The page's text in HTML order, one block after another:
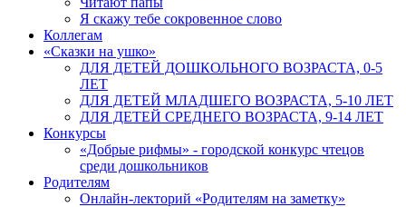
Я скажу тебе сокровенное слово
Коллегам
«Сказки на ушко»
ДЛЯ ДЕТЕЙ ДОШКОЛЬНОГО ВОЗРАСТА, 0-5
ЛЕТ
ДЛЯ ДЕТЕЙ МЛАДШЕГО ВОЗРАСТА, 5-10 ЛЕТ
ДЛЯ ДЕТЕЙ СРЕДНЕГО ВОЗРАСТА, 9-14 ЛЕТ
Конкурсы
«Добрые рифмы» - городской конкурс чтецов
среди дошкольников
Родителям
Онлайн-лекторий «Родителям на заметку»